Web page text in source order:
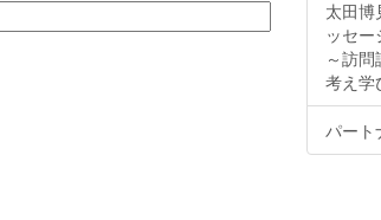
太田博
ッセー
～訪
考え学
パート